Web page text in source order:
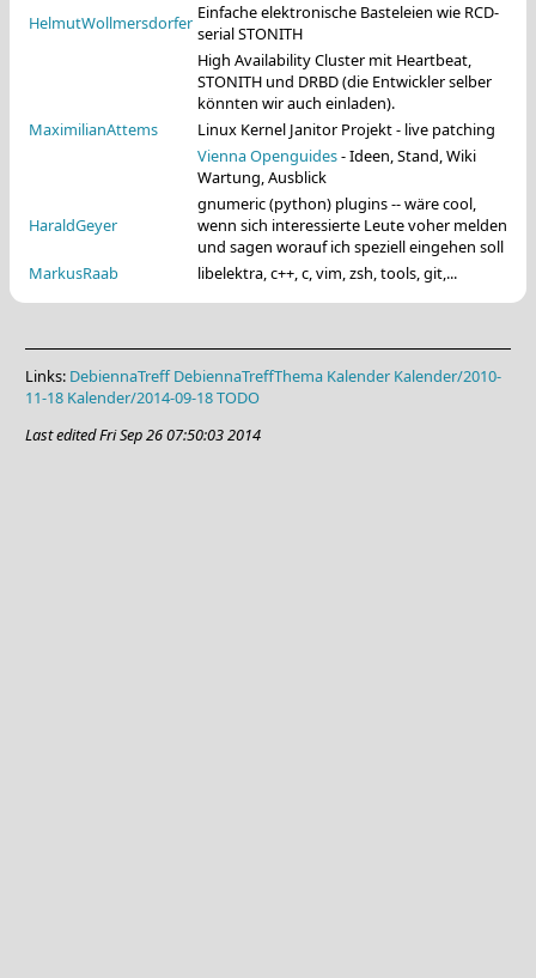
HelmutWollmersdorfer Einfache elektronische Basteleien wie RCD-
serial STONITH
High Availability Cluster mit Heartbeat,
STONITH und DRBD (die Entwickler selber
könnten wir auch einladen).
MaximilianAttems
Linux Kernel Janitor Projekt - live patching
Vienna Openguides- Ideen, Stand, Wiki
Wartung, Ausblick
HaraldGeyer
gnumeric (python) plugins -- wäre cool,
wenn sich interessierte Leute voher melden
und sagen worauf ich speziell eingehen soll
MarkusRaab
libelektra, c++, c, vim, zsh, tools, git,...
Links: DebiennaTreff DebiennaTreffThema Kalender Kalender/2010-
11-18 Kalender/2014-09-18TODO
Last editedFri Sep 26 07:50:03 2014